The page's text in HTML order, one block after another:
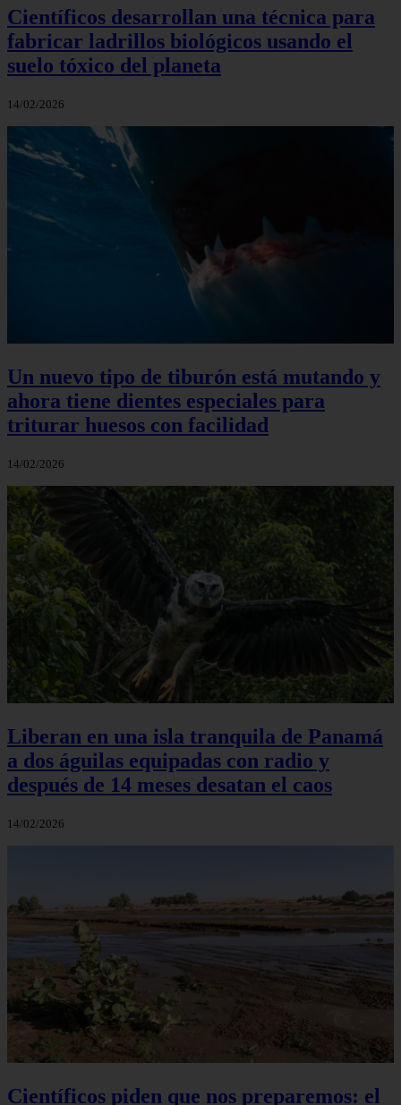
Científicos desarrollan una técnica para
fabricar ladrillos biológicos usando el
suelo tóxico del planeta
14/02/2026
Un nuevo tipo de tiburón está mutando y
ahora tiene dientes especiales para
triturar huesos con facilidad
14/02/2026
Liberan en una isla tranquila de Panamá
a dos águilas equipadas con radio y
después de 14 meses desatan el caos
14/02/2026
Científicos piden que nos preparemos: el